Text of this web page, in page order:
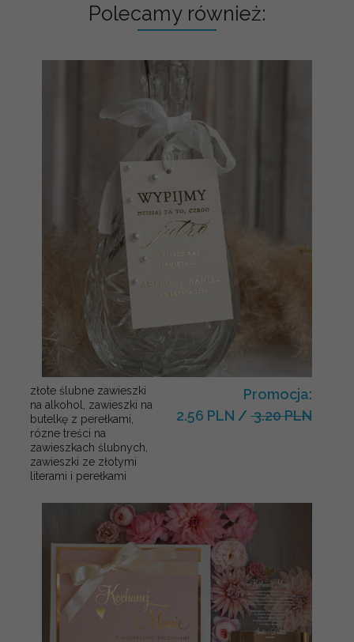
Polecamy również:
złote ślubne zawieszki
na alkohol, zawieszki na
butelkę z perełkami,
rózne treści na
zawieszkach ślubnych,
zawieszki ze złotymi
literami i perełkami
Promocja:
2.56 PLN / 3.20 PLN